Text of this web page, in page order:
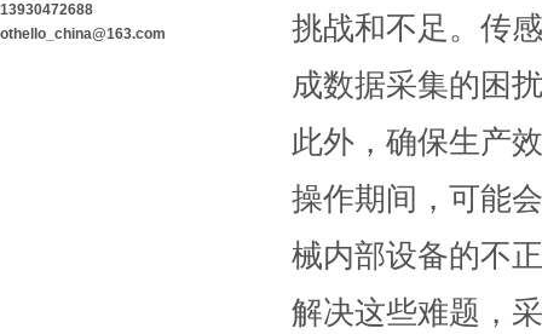
13930472688
othello_china@163.com
挑战和不足。传
成数据采集的困
此外，确保生产
操作期间，可能
械内部设备的不
解决这些难题，